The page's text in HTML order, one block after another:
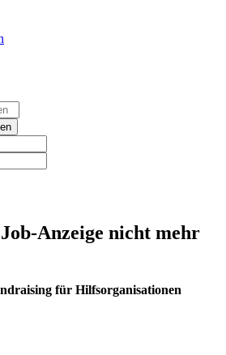
Anzeige nicht mehr
für Hilfsorganisationen